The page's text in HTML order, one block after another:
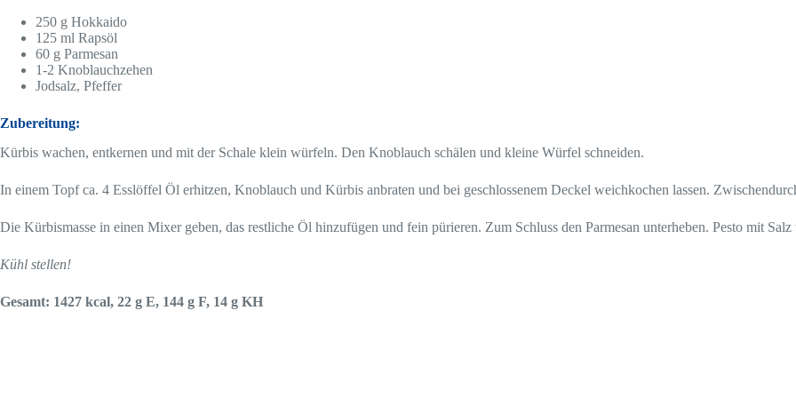
250 g Hokkaido
125 ml Rapsöl
60 g Parmesan
1-2 Knoblauchzehen
Jodsalz, Pfeffer
Zubereitung:
Kürbis wachen, entkernen und mit der Schale klein würfeln. Den Knoblauch schälen und kleine Würfel schneiden.
In einem Topf ca. 4 Esslöffel Öl erhitzen, Knoblauch und Kürbis anbraten und bei geschlossenem Deckel weichkochen lassen.
Die Kürbismasse in einen Mixer geben, das restliche Öl hinzufügen und fein pürieren. Zum Schluss den Parmesan unterheben. Pesto mit
Kühl stellen!
Gesamt: 1427 kcal, 22 g E, 144 g F, 14 g KH